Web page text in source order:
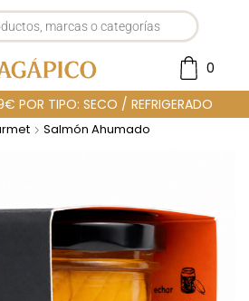
0
POR TIPO: SECO / REFRIGERADO
Salmón Ahumado